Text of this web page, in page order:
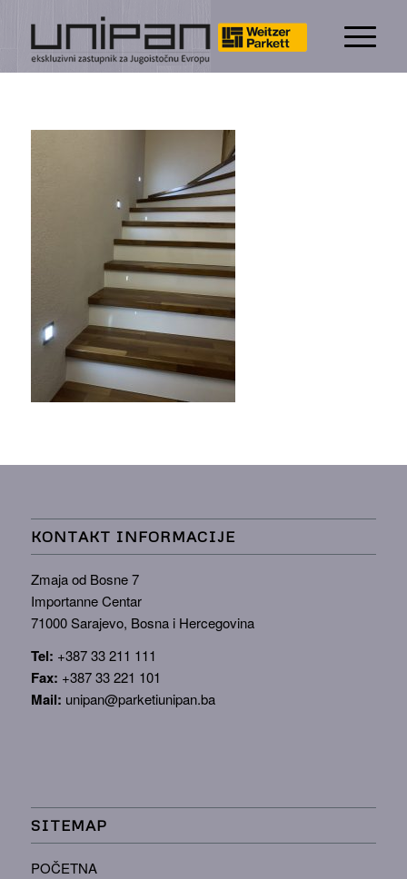
KONTAKT INFORMACIJE
Zmaja od Bosne 7
Importanne Centar
71000 Sarajevo, Bosna i Hercegovina
Tel: +387 33 211 111
Fax: +387 33 221 101
Mail: unipan@parketiunipan.ba
SITEMAP
POČETNA